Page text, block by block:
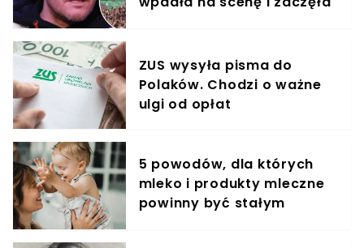
ZUS wysyła pisma do
Polaków. Chodzi o ważne
ulgi od opłat
5 powodów, dla których
mleko i produkty mleczne
powinny być stałym